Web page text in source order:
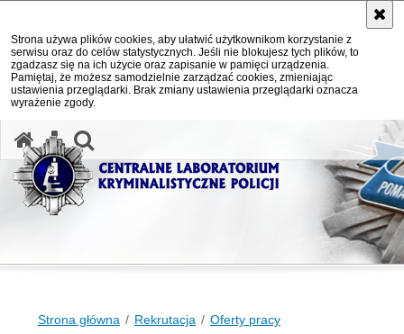
Strona używa plików cookies, aby ułatwić użytkownikom korzystanie z
serwisu oraz do celów statystycznych. Jeśli nie blokujesz tych plików, to
zgadzasz się na ich użycie oraz zapisanie w pamięci urządzenia.
Pamiętaj, że możesz samodzielnie zarządzać cookies, zmieniając
ustawienia przeglądarki. Brak zmiany ustawienia przeglądarki oznacza
wyrażenie zgody.
Strona główna Rekrutacja Oferty pracy